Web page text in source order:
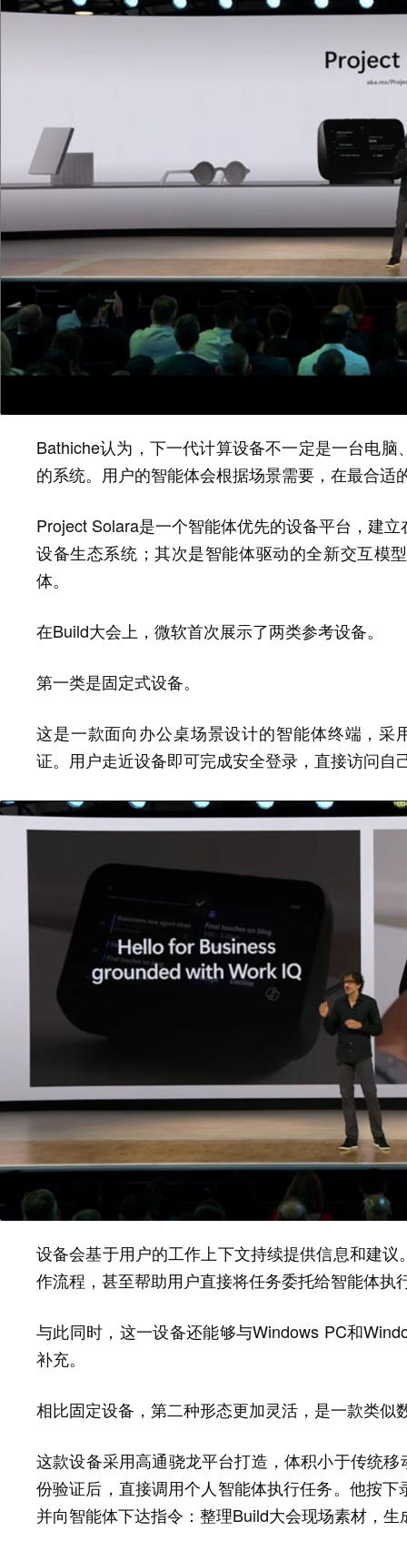
Bathiche认为，下一代计算设备不一定是一台电
的系统。用户的智能体会根据场景需要，在最合
Project Solara是一个智能体优先的设备平台，建
设备生态系统；其次是智能体驱动的全新交互模
体。
在Build大会上，微软首次展示了两类参考设备。
第一类是固定式设备。
这是一款面向办公桌场景设计的智能体终端，采
证。用户走近设备即可完成安全登录，直接访问自
设备会基于用户的工作上下文持续提供信息和建
作流程，甚至帮助用户直接将任务委托给智能体执
与此同时，这一设备还能够与Windows PC和
补充。
相比固定设备，第二种形态更加灵活，是一款类似
这款设备采用高通骁龙平台打造，体积小于传统
份验证后，直接调用个人智能体执行任务。他按
并向智能体下达指令：整理Build大会现场素材，